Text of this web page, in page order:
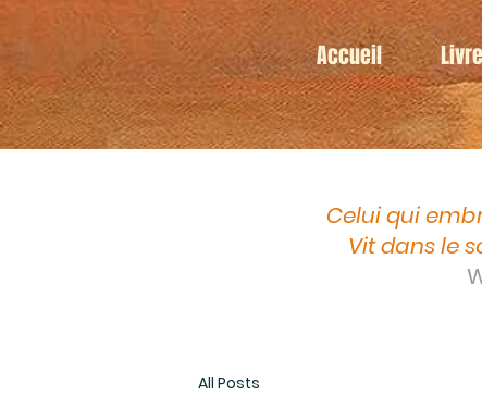
Accueil
Celui qui
Vit dans le
All Posts